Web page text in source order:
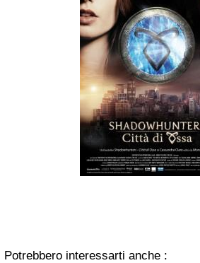
Potrebbero interessarti anche :